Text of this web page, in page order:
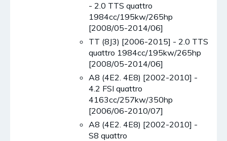
- 2.0 TTS quattro
1984cc/195kw/265hp
[2008/05-2014/06]
TT (8J3) [2006-2015] - 2.0 TTS
quattro 1984cc/195kw/265hp
[2008/05-2014/06]
A8 (4E2. 4E8) [2002-2010] -
4.2 FSI quattro
4163cc/257kw/350hp
[2006/06-2010/07]
A8 (4E2. 4E8) [2002-2010] -
S8 quattro